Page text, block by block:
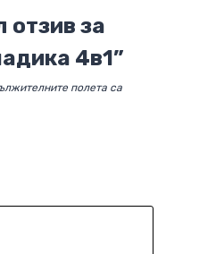
отзив за
4в1”
полета са